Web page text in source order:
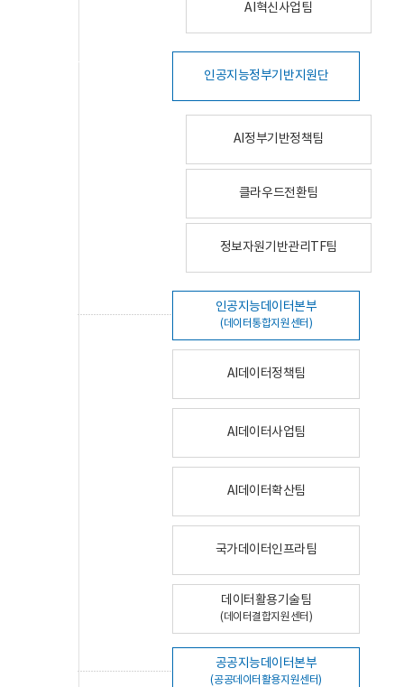
AI혁신사업팀
인공지능정부기반지원단
AI정부기반정책팀
클라우드전환팀
정보자원기반관리TF팀
인공지능데이터본부
(데이터통합지원센터)
AI데이터정책팀
AI데이터사업팀
AI데이터확산팀
국가데이터인프라팀
데이터활용기술팀
(데이터결합지원센터)
공공지능데이터본부
(공공데이터활용지원센터)